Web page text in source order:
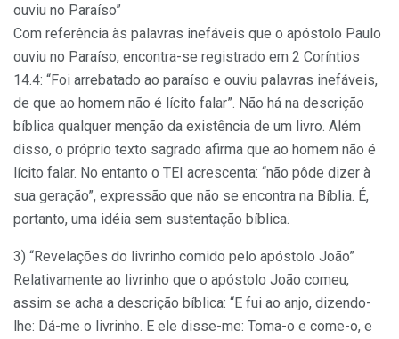
ouviu no Paraíso”
Com referência às palavras inefáveis que o apóstolo Paulo
ouviu no Paraíso, encontra-se registrado em 2 Coríntios
14.4: “Foi arrebatado ao paraíso e ouviu palavras inefáveis,
de que ao homem não é lícito falar”. Não há na descrição
bíblica qualquer menção da existência de um livro. Além
disso, o próprio texto sagrado afirma que ao homem não é
lícito falar. No entanto o TEI acrescenta: “não pôde dizer à
sua geração”, expressão que não se encontra na Bíblia. É,
portanto, uma idéia sem sustentação bíblica.
3) “Revelações do livrinho comido pelo apóstolo João”
Relativamente ao livrinho que o apóstolo João comeu,
assim se acha a descrição bíblica: “E fui ao anjo, dizendo-
lhe: Dá-me o livrinho. E ele disse-me: Toma-o e come-o, e